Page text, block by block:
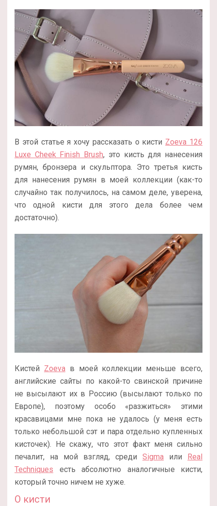
В этой статье я хочу рассказать о кисти Zoeva 126
Luxe Cheek Finish Brush, это кисть для нанесения
румян, бронзера и скульптора. Это третья кисть
для нанесения румян в моей коллекции (как-то
случайно так получилось, на самом деле, уверена,
что одной кисти для этого дела более чем
достаточно).
Кистей Zoevaв моей коллекции меньше всего,
английские сайты по какой-то свинской причине
не высылают их в Россию (высылают только по
Европе), поэтому особо «разжиться» этими
красавицами мне пока не удалось (у меня есть
только небольшой сэт и пара отдельно купленных
кисточек). Не скажу, что этот факт меня сильно
печалит, на мой взгляд, среди Sigma или
Real
Techniques есть абсолютно аналогичные кисти,
который точно ничем не хуже.
О кисти